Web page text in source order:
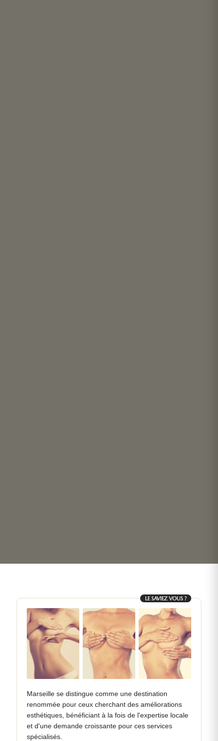
LE SAVIEZ VOUS ?
Marseille se distingue comme une destination
renommée pour ceux cherchant des améliorations
esthétiques, bénéficiant à la fois de l'expertise locale
et d'une demande croissante pour ces services
spécialisés.